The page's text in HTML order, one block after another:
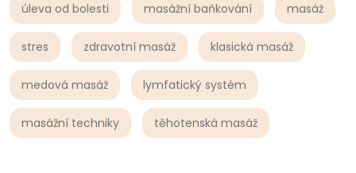
úleva od bolesti masážní baňkování masáž
stres zdravotní masáž klasická masáž
medová masáž lymfatický systém
masážní techniky těhotenská masáž